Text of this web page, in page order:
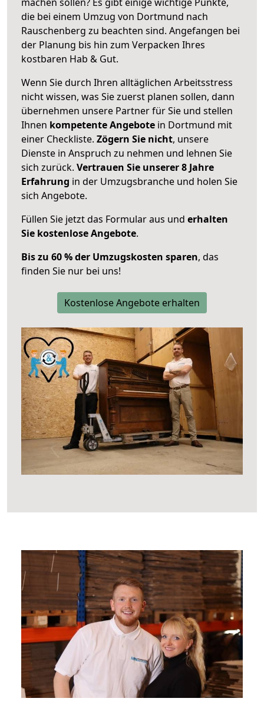
die bei einem Umzug von Dortmund nach
Rauschenberg zu beachten sind. Angefangen bei
der Planung bis hin zum Verpacken Ihres
kostbaren Hab & Gut.
Wenn Sie durch Ihren alltäglichen Arbeitsstress
nicht wissen, was Sie zuerst planen sollen, dann
übernehmen unsere Partner für Sie und stellen
Ihnen kompetente Angebote in Dortmund mit
einer Checkliste. Zögern Sie nicht, unsere
Dienste in Anspruch zu nehmen und lehnen Sie
sich zurück. Vertrauen Sie unserer 8 Jahre
Erfahrung in der Umzugsbranche und holen Sie
sich Angebote.
Füllen Sie jetzt das Formular aus und erhalten
Sie kostenlose Angebote.
Bis zu 60 % der Umzugskosten sparen, das
finden Sie nur bei uns!
Kostenlose Angebote erhalten